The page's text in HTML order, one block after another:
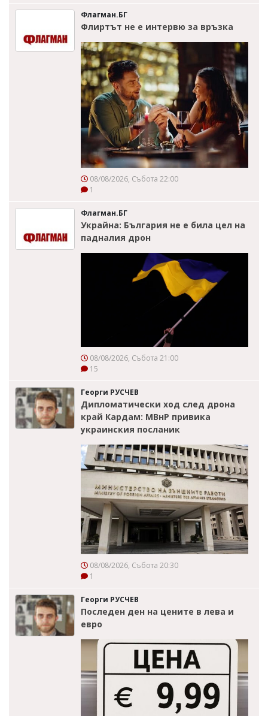
Флагман.БГ
Флиртът не е интервю за връзка
08/08/2026, Събота 22:00
1
Флагман.БГ
Украйна: България не е била цел на
падналия дрон
08/08/2026, Събота 21:00
15
Георги РУСЧЕВ
Дипломатически ход след дрона
край Кардам: МВнР привика
украинския посланик
08/08/2026, Събота 20:30
1
Георги РУСЧЕВ
Последен ден на цените в лева и
евро